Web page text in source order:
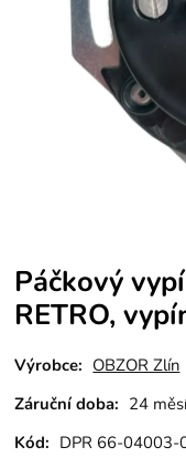
Páčkový
RETRO,
Výrobce: OBZOR Zlín
Záruční doba: 24
Kód: DPR 66-04003-